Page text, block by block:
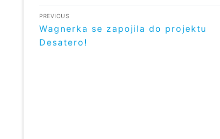
NAVIGACE
PRO
PŘÍSPĚVEK
PREVIOUS
Předchozí
příspěvek
Wagnerka se zapojila do projektu
Desatero!